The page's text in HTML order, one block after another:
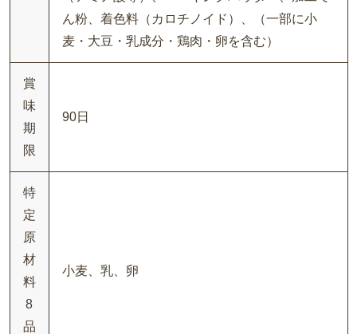
ん粉、着色料（カロチノイド）、（一部に小
麦・大豆・乳成分・鶏肉・卵を含む）
賞
味
期
限
90日
特
定
原
材
料
8
品
小麦、乳、卵